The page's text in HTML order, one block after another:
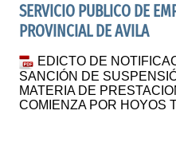
SERVICIO PUBLICO DE
PROVINCIAL DE AVILA
EDICTO DE
SANCIÓN DE
MATERIA DE
COMIENZA POR HOYOS